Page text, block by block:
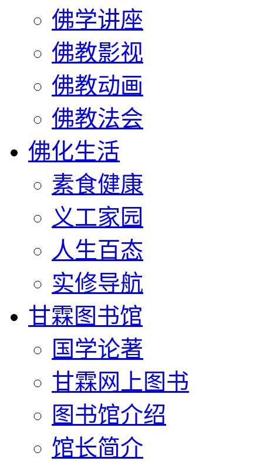
佛学讲座
佛教影视
佛教动画
佛教法会
佛化生活
素食健康
义工家园
人生百态
实修导航
甘霖图书馆
国学论著
甘霖网上图书
图书馆介绍
馆长简介